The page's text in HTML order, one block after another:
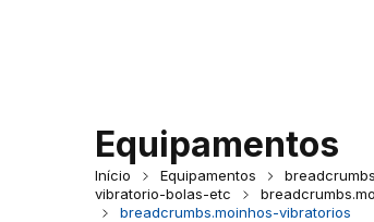
Equipamentos
Início Equipamentos
vibratorio-bolas-etc
breadcrumbs.moinhos-vibratorios